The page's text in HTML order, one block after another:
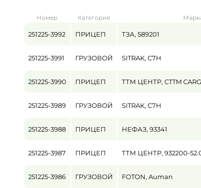
от
Цена
Номер Категория
251225-3992 ПРИЦЕП ТЗА, 589201
251225-3991 ГРУЗОВОЙ SITRAK, C7H
251225-3990 ПРИЦЕП ТТМ ЦЕНТР, CTTM
251225-3989 ГРУЗОВОЙ SITRAK, C7H
251225-3988 ПРИЦЕП НЕФАЗ, 93341
251225-3987 ПРИЦЕП ТТМ ЦЕНТР, 932200-
251225-3986 ГРУЗОВОЙ FOTON, Auman